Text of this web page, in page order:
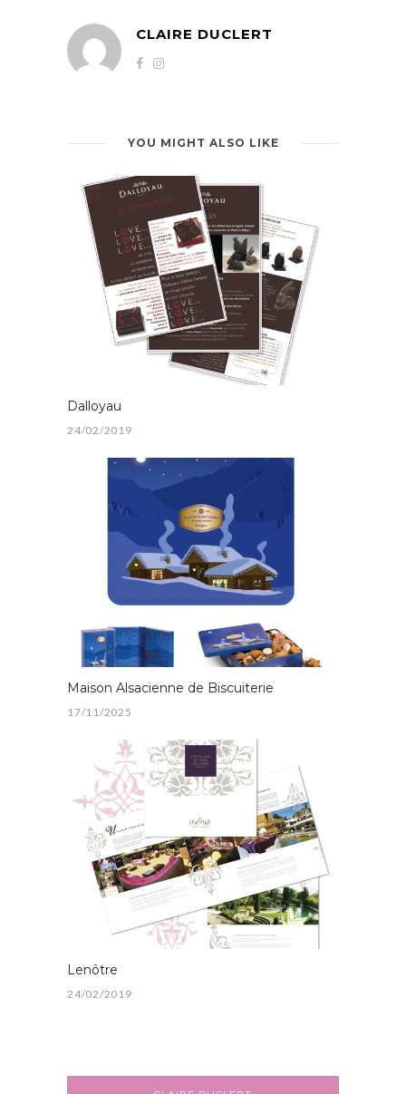
CLAIRE DUCLERT
YOU MIGHT ALSO LIKE
Dalloyau
24/02/2019
Maison Alsacienne de Biscuiterie
17/11/2025
Lenôtre
24/02/2019